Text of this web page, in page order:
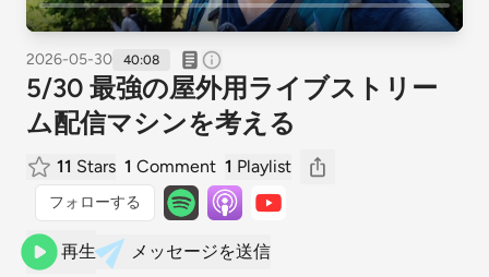
2026-05-30 40:08
5/30 最強の屋外用ライブストリー
ム配信マシンを考える
11 Stars 1 Comment 1 Playlist
フォローする
再生 メッセージを送信